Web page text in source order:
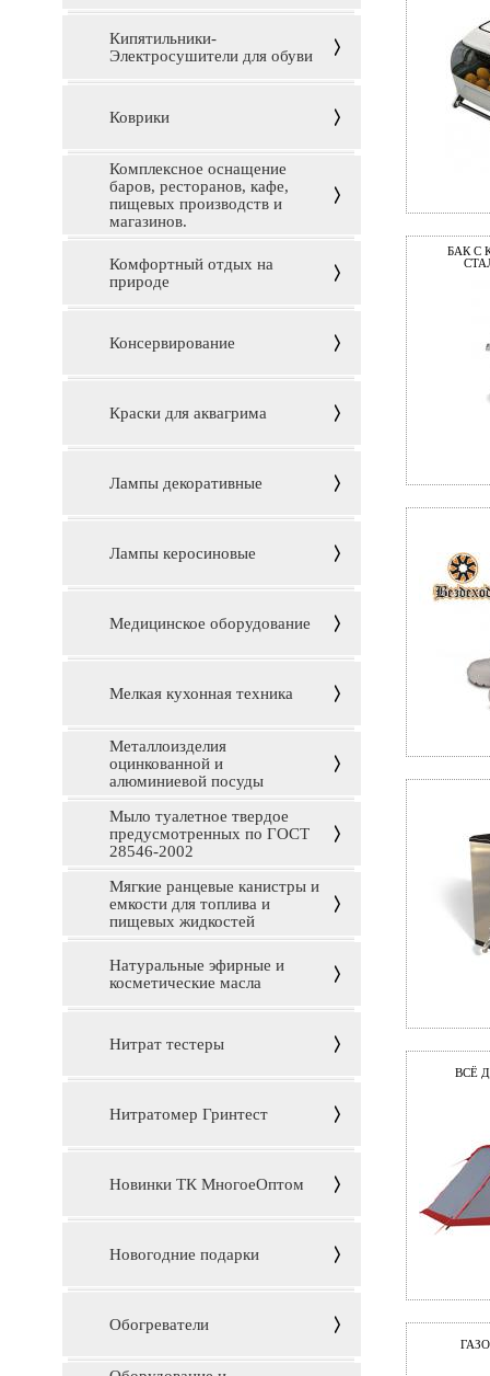
Кипятильники-
Электросушители для обуви
Коврики
Комплексное оснащение
баров, ресторанов, кафе,
пищевых производств и
магазинов.
Комфортный отдых на
природе
Консервирование
Краски для аквагрима
Лампы декоративные
Лампы керосиновые
Медицинское оборудование
Мелкая кухонная техника
Металлоизделия
оцинкованной и
алюминиевой посуды
Мыло туалетное твердое
предусмотренных по ГОСТ
28546-2002
Мягкие ранцевые канистры и
емкости для топлива и
пищевых жидкостей
Натуральные эфирные и
косметические масла
Нитрат тестеры
Нитратомер Гринтест
Новинки ТК МногоеОптом
Новогодние подарки
Обогреватели
БАК С
ВСЁ